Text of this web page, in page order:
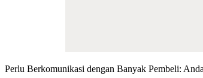
Perlu Berkomunikasi dengan Banyak Pembeli: